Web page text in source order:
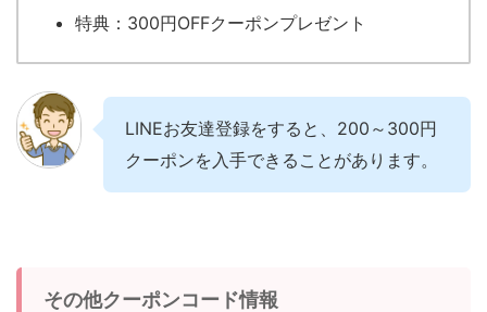
特典：300円OFFクーポンプレゼント
LINEお友達登録をすると、200～300円
クーポンを入手できることがあります。
その他クーポンコード情報